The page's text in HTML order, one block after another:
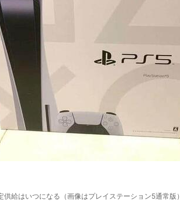
供給はいつになる（画像はプレイステーション5通常版）